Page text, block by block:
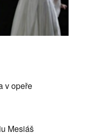
v opeře
Mesiáš